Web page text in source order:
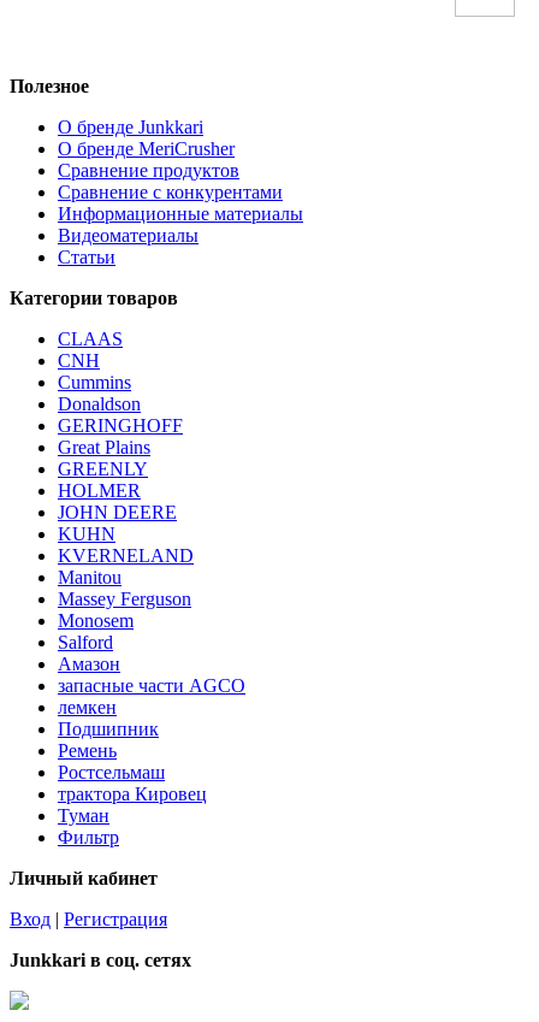
Полезное
О бренде Junkkari
О бренде MeriCrusher
Сравнение продуктов
Сравнение с конкурентами
Информационные материалы
Видеоматериалы
Статьи
Категории товаров
CLAAS
CNH
Cummins
Donaldson
GERINGHOFF
Great Plains
GREENLY
HOLMER
JOHN DEERE
KUHN
KVERNELAND
Manitou
Massey Ferguson
Monosem
Salford
Амазон
запасные части AGCO
лемкен
Подшипник
Ремень
Ростсельмаш
трактора Кировец
Туман
Фильтр
Личный кабинет
Вход | Регистрация
Junkkari в соц. сетях